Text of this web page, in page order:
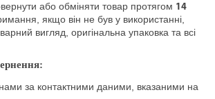
або обміняти товар протягом 14
якщо він не був у використанні,
вигляд, оригінальна упаковка та всі
нами за контактними даними, вказаними на